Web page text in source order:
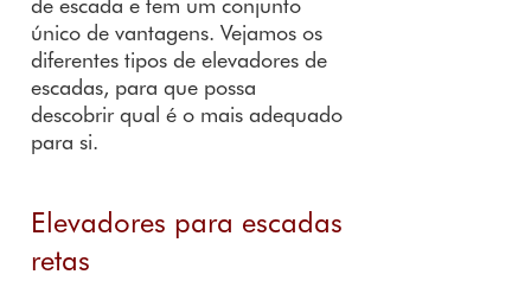
único de vantagens. Vejamos os
diferentes tipos de elevadores de
escadas, para que possa
descobrir qual é o mais adequado
para si.
Elevadores para escadas
retas